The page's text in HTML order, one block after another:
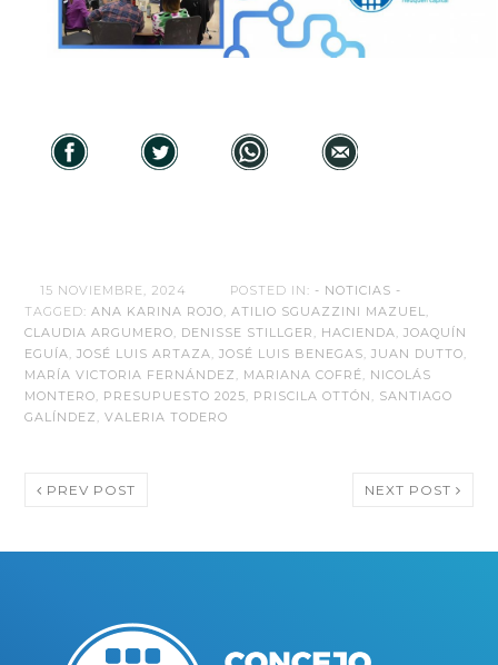
15 NOVIEMBRE, 2024 POSTED IN: - NOTICIAS -
TAGGED:ANA KARINA ROJO,ATILIO SGUAZZINI MAZUEL,
CLAUDIA ARGUMERO, DENISSE STILLGER , HACIENDA,JOAQUÍN
EGUÍA,JOSÉ LUIS ARTAZA,JOSÉ LUIS BENEGAS,JUAN DUTTO,
MARÍA VICTORIA FERNÁNDEZ , MARIANA COFRÉ, NICOLÁS
MONTERO, PRESUPUESTO 2025, PRISCILA OTTÓN , SANTIAGO
GALÍNDEZ ,VALERIA TODERO
PREV POST NEXT POST